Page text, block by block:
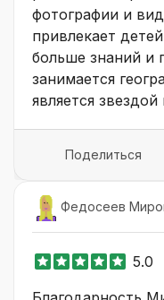
фотографии и
привлекает
больше знаний и
занимается
является
Поделиться
Федосеев
5.0